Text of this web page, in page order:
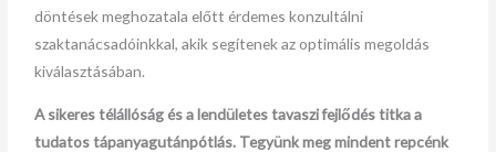
döntések meghozatala előtt érdemes konzultálni
szaktanácsadóinkkal, akik segítenek az optimális megoldás
kiválasztásában.
A sikeres télállóság és a lendületes tavaszi fejlődés titka a
tudatos tápanyagutánpótlás. Tegyünk meg mindent repcénk